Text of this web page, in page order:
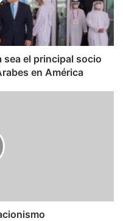
sea el principal socio
en América